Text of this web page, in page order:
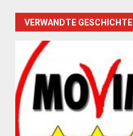
VERWANDTE